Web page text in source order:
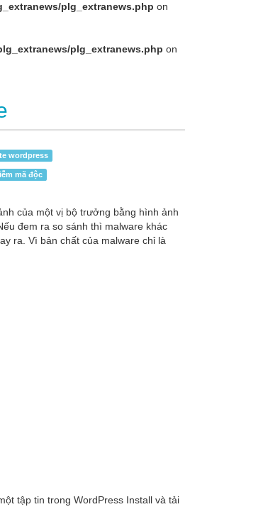
plg_extranews.php on
plg_extranews.php on
wordpress
mã độc
của một vị bộ trưởng bằng hình ảnh
đem ra so sánh thì malware khác
ra. Vì bản chất của malware chỉ là
tập tin trong WordPress Install và tải